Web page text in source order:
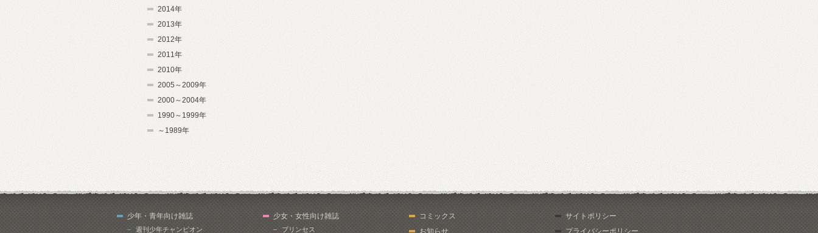
2014年
2013年
2012年
2011年
2010年
2005～2009年
2000～2004年
1990～1999年
～1989年
少年・青年向け雑誌
週刊少年チャンピオン
少女・女性向け雑誌
プリンセス
コミックス
お知らせ
サイトポリシー
プライバシーポリシー